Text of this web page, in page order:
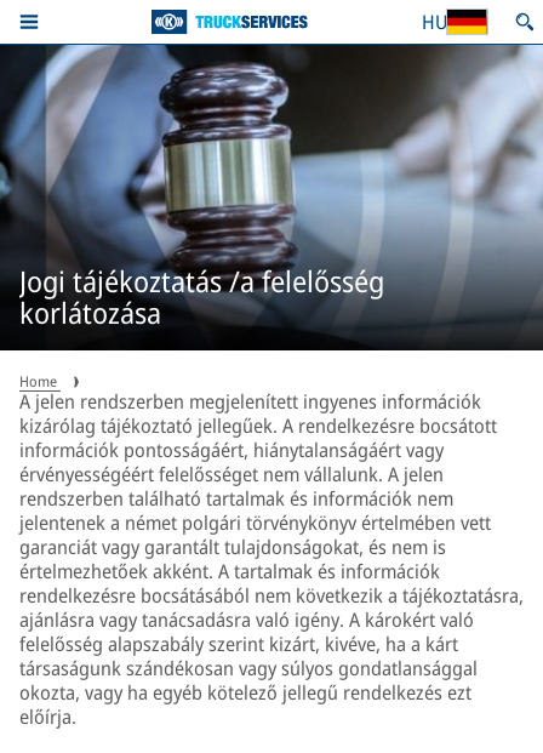
HU
Jogi tájékoztatás /a felelősség
korlátozása
Home
A jelen rendszerben megjelenített ingyenes információk
kizárólag tájékoztató jellegűek. A rendelkezésre bocsátott
információk pontosságáért, hiánytalanságáért vagy
érvényességéért felelősséget nem vállalunk. A jelen
rendszerben található tartalmak és információk nem
jelentenek a német polgári törvénykönyv értelmében vett
garanciát vagy garantált tulajdonságokat, és nem is
értelmezhetőek akként. A tartalmak és információk
rendelkezésre bocsátásából nem következik a tájékoztatásra,
ajánlásra vagy tanácsadásra való igény. A károkért való
felelősség alapszabály szerint kizárt, kivéve, ha a kárt
társaságunk szándékosan vagy súlyos gondatlansággal
okozta, vagy ha egyéb kötelező jellegű rendelkezés ezt
előírja.